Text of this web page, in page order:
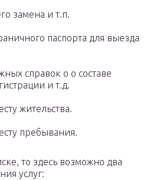
замена и т.п.
паспорта для выезда
справок о о составе
и т.д.
жительства.
пребывания.
то здесь возможно два
услуг: